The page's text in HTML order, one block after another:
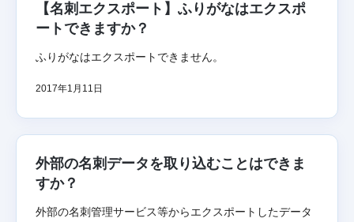
【名刺エクスポート】ふりがなはエクスポ
ートできますか？
ふりがなはエクスポートできません。
2017年1月11日
外部の名刺データを取り込むことはできま
すか？
外部の名刺管理サービス等からエクスポートしたデータ